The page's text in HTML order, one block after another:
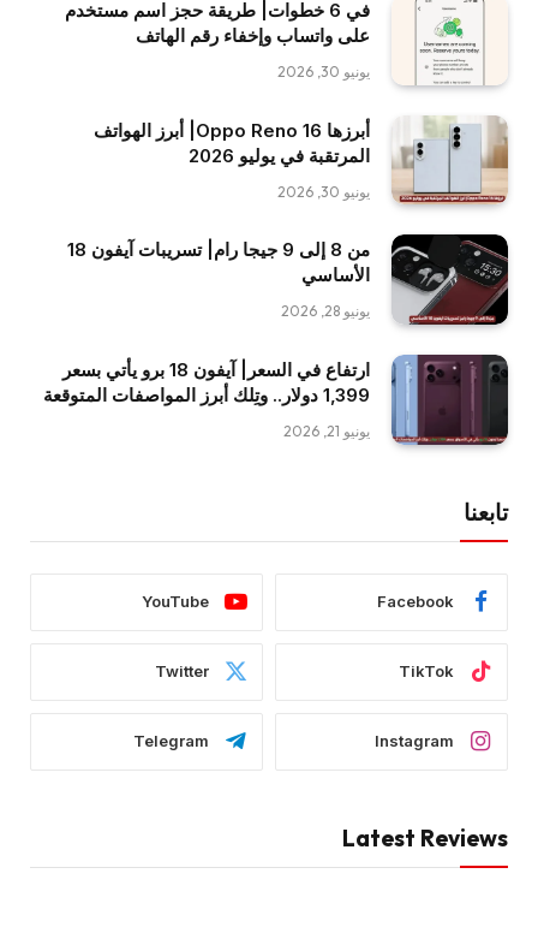
في 6 خطوات| طريقة حجز اسم مستخدم
على واتساب وإخفاء رقم الهاتف
يونيو 30, 2026
أبرزها Oppo Reno 16| أبرز الهواتف
المرتقبة في يوليو 2026
يونيو 30, 2026
من 8 إلى 9 جيجا رام| تسريبات آيفون 18
الأساسي
يونيو 28, 2026
ارتفاع في السعر| آيفون 18 برو يأتي بسعر
1,399 دولار.. وتِلك أبرز المواصفات المتوقعة
يونيو 21, 2026
تابعنا
Facebook
YouTube
TikTok
Twitter
Instagram
Telegram
Latest Reviews